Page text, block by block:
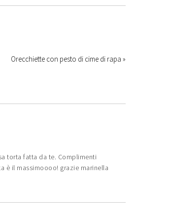
Orecchiette con pesto di cime di rapa »
torta fatta da te. Complimenti
è il massimoooo! grazie marinella